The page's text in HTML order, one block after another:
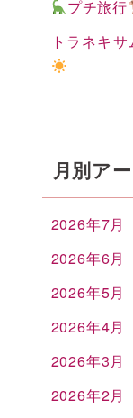
プチ旅行
トラネキサ
月別ア
2026年7月
2026年6月
2026年5月
2026年4月
2026年3月
2026年2月